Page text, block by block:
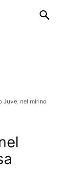
Juve, nel mirino